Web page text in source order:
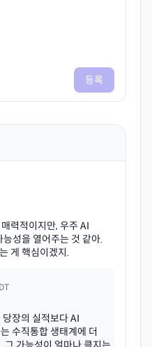
등록
력적이지만, 우주 AI
성을 열어주는 것 같아.
장의 실적보다 AI
수직통합 생태계에 더